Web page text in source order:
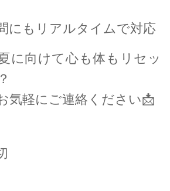
にもリアルタイムで対応
に向けて心も体もリセッ
気軽にご連絡ください📩